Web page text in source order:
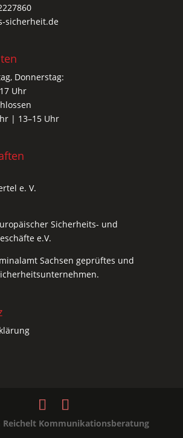
sicherheit.de
Donnerstag:
Uhr
| 13–15 Uhr
e. V.
Sicherheits- und
e.V.
Sachsen geprüftes und
Reichelt Kommunikationsberatung